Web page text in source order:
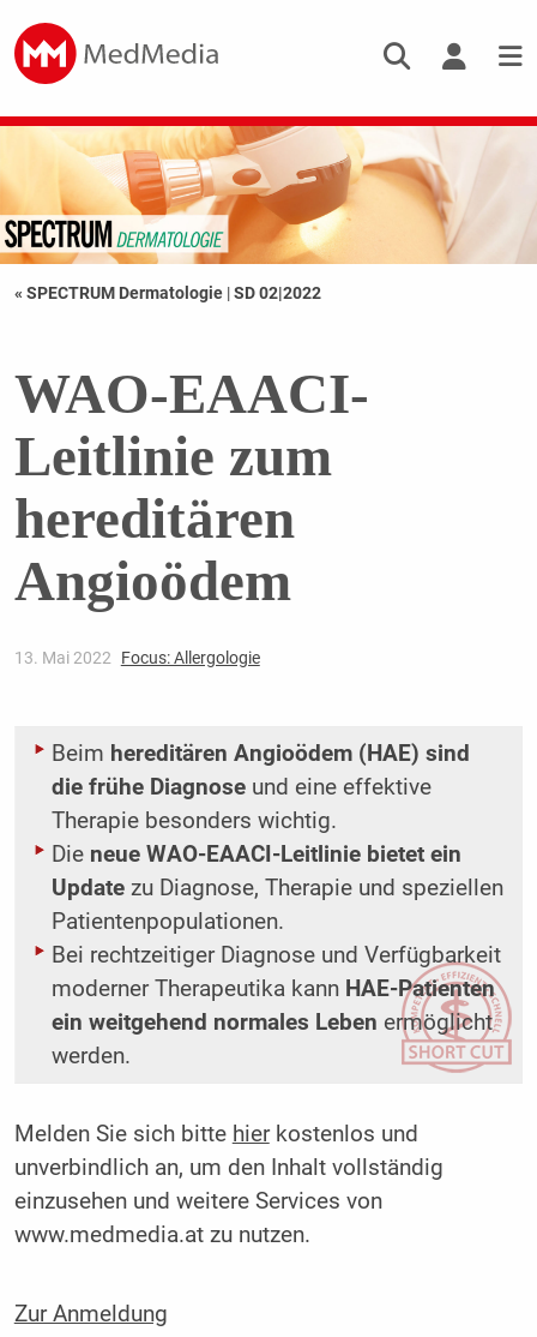
« SPECTRUM Dermatologie |SD 02|2022
WAO-EAACI-
Leitlinie zum
hereditären
Angioödem
13. Mai 2022 Focus: Allergologie
Beim hereditären Angioödem (HAE) sind
die frühe Diagnoseund eine effektive
Therapie besonders wichtig.
Die neue WAO-EAACI-Leitlinie bietet ein
Updatezu Diagnose, Therapie und ­speziellen
Patientenpopulationen.
Bei rechtzeitiger Diagnose und Verfügbarkeit
moderner Therapeutika kann HAE-Patienten
ein weitgehend normales Leben ermöglicht
werden.
Melden Sie sich bitte hierkostenlos und
unverbindlich an, um den Inhalt vollständig
einzusehen und weitere Services von
www.medmedia.at zu nutzen.
Zur Anmeldung